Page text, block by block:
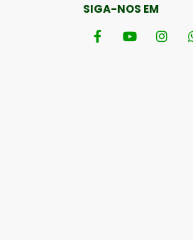
SIGA-NOS EM